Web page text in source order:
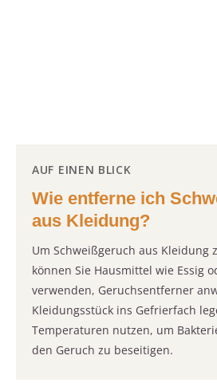
AUF EINEN BLICK
Wie entferne ich
aus Kleidung?
Um Schweißgeruch aus Kleidung
können Sie Hausmittel wie Essig
verwenden, Geruchsentferner
Kleidungsstück ins Gefrierfach
Temperaturen nutzen, um
den Geruch zu beseitigen.